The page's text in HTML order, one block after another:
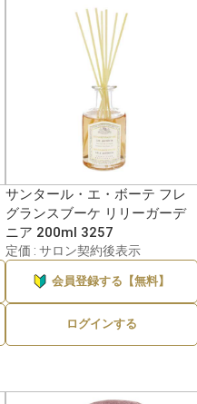
ブランドを選ぶ →
サンタール・エ・ボーテ フレ
グランスブーケ リリーガーデ
ニア 200ml 3257
定価 : サロン契約後表示
会員登録する【無料】
ログインする